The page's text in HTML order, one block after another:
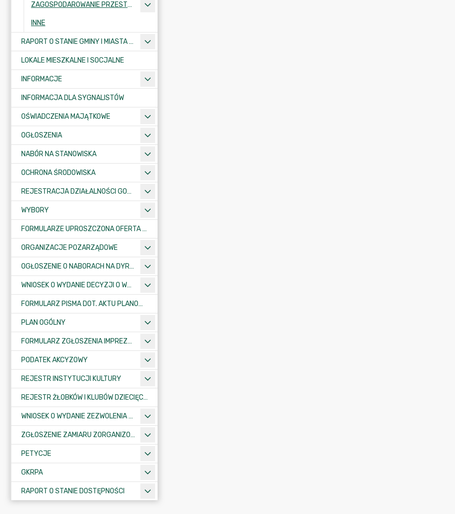
ZAGOSPODAROWANIE PRZESTRZENNE
INNE
RAPORT O STANIE GMINY I MIASTA KRAJENKA
LOKALE MIESZKALNE I SOCJALNE
INFORMACJE
INFORMACJA DLA SYGNALISTÓW
OŚWIADCZENIA MAJĄTKOWE
OGŁOSZENIA
NABÓR NA STANOWISKA
OCHRONA ŚRODOWISKA
REJESTRACJA DZIAŁALNOŚCI GOSPODARCZEJ
WYBORY
FORMULARZE UPROSZCZONA OFERTA WYKONANIA ZADANIA PUBLICZNEGO
ORGANIZACJE POZARZĄDOWE
OGŁOSZENIE O NABORACH NA DYREKTORÓW PLACÓWEK OŚWIATOWYCH
WNIOSEK O WYDANIE DECYZJI O WARUNKACH ZABUDOWY/O USTALENIE INWESTYCJI CELU PUBLICZNEGO
FORMULARZ PISMA DOT. AKTU PLANOWANIA PRZESTRZENNEGO
PLAN OGÓLNY
FORMULARZ ZGŁOSZENIA IMPREZY SPORTOWO-REKREACYJNEJ, ARTYSTYCZNEJ LUB ROZRYWKOWEJ
PODATEK AKCYZOWY
REJESTR INSTYTUCJI KULTURY
REJESTR ŻŁOBKÓW I KLUBÓW DZIECIĘCYCH
WNIOSEK O WYDANIE ZEZWOLENIA NA ZAJĘCIE PASA DROGOWEGO
ZGŁOSZENIE ZAMIARU ZORGANIZOWANIA ZGROMADZENIA
PETYCJE
GKRPA
RAPORT O STANIE DOSTĘPNOŚCI